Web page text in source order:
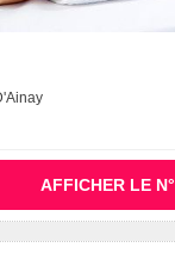
AFFICHER LE N°